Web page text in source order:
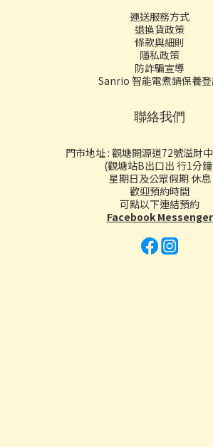
運送服務方式
退換貨政策
條款與細則
隱私政策
防詐騙宣導
Sanrio 智能電煮鍋保養
聯絡我們
門市地址 : 觀塘開源道72號溢財
(觀塘站B出口出 行1分
星期日及公眾假期 休息
歡迎預約時間
可點以下連結預約
Facebook Messenger